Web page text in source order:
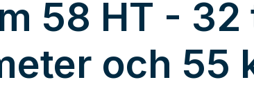
58 HT - 32
och 55